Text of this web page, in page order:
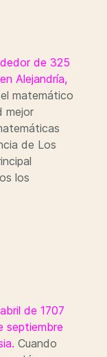
de 325
Alejandría,
matemático
mejor
de Los
los
de 1707
septiembre
Cuando